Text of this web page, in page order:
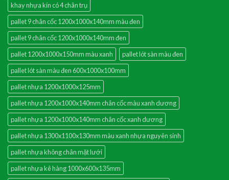
khay nhựa kín có 4 chân trụ
pallet 9 chân cốc 1200x1000x140mm màu đen
pallet 9 chân cốc 1200x1000x140mm đen
pallet 1200x1000x150mm màu xanh
pallet lót sàn màu đen
pallet lót sàn màu đen 600x1000x100mm
pallet nhựa 1200x1000x125mm
pallet nhựa 1200x1000x140mm chân cốc màu xanh dương
pallet nhựa 1200x1000x140mm chân cốc xanh dương
pallet nhựa 1300x1100x130mm màu xanh nhựa nguyên sinh
pallet nhựa không chân mặt lưới
pallet nhựa kê hàng 1000x600x135mm